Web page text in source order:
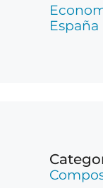
España